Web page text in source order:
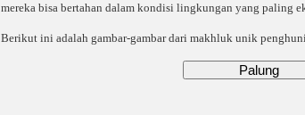
mereka bisa bertahan dalam kondisi lingkungan yang paling
Berikut ini adalah gambar-gambar dari makhluk unik